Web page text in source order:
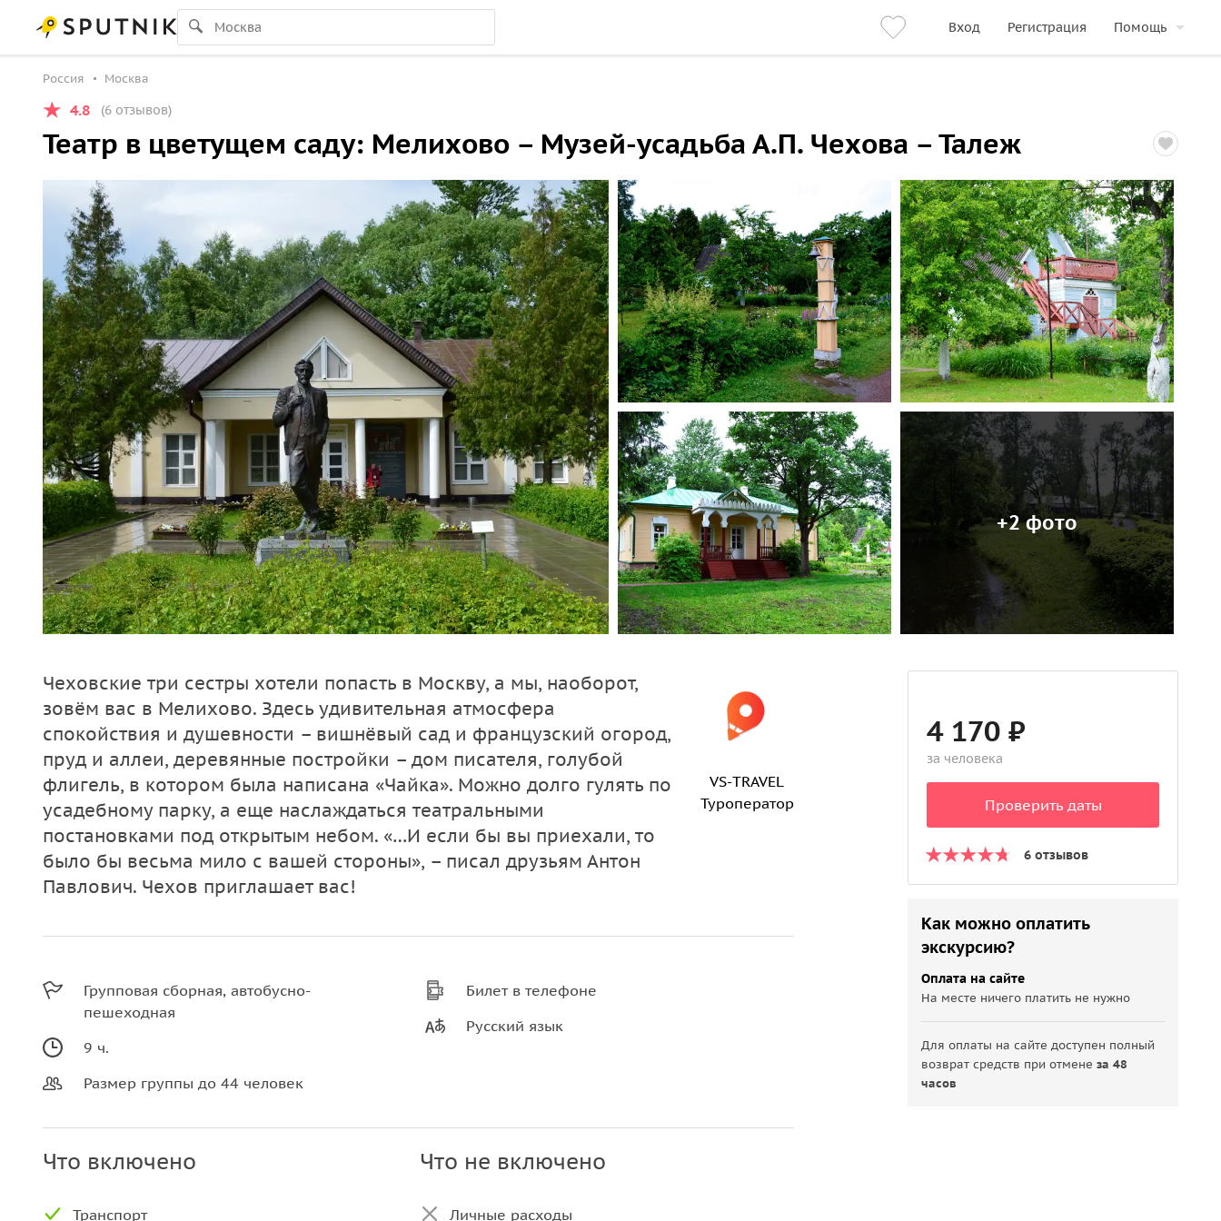
Вход Регистрация Помощь
Россия Москва
4.8 (6 отзывов)
Театр в цветущем саду: Мелихово – Музей-усадьба А.П. Чехова – Талеж
+2 фото
Чеховские три сестры хотели попасть в Москву, а мы, наоборот,
зовём вас в Мелихово. Здесь удивительная атмосфера
спокойствия и душевности – вишнёвый сад и французский огород,
пруд и аллеи, деревянные постройки – дом писателя, голубой
флигель, в котором была написана «Чайка». Можно долго гулять по
усадебному парку, а еще наслаждаться театральными
постановками под открытым небом. «…И если бы вы приехали, то
было бы весьма мило с вашей стороны», – писал друзьям Антон
Павлович. Чехов приглашает вас!
VS-TRAVEL
Туроператор
Групповая сборная, автобусно-
пешеходная
9 ч.
Размер группы до 44 человек
Билет в телефоне
Русский язык
Что включено
Транспорт
Что не включено
Личные расходы
4 170 ₽
за человека
Проверить даты
6 отзывов
Как можно оплатить
экскурсию?
Оплата на сайте
На месте ничего платить не нужно
Для оплаты на сайте доступен полный
возврат средств при отменеза 48
часов